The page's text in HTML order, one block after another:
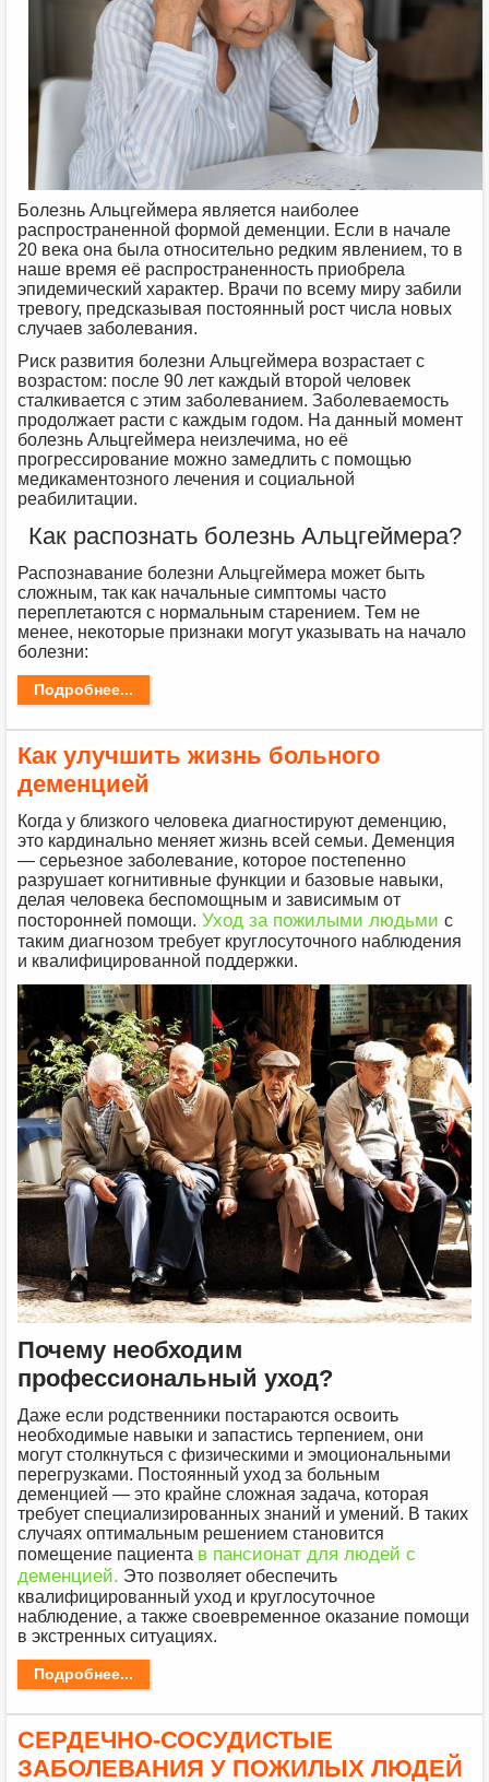
Болезнь Альцгеймера является наиболее
распространенной формой деменции. Если в начале
20 века она была относительно редким явлением, то в
наше время её распространенность приобрела
эпидемический характер. Врачи по всему миру забили
тревогу, предсказывая постоянный рост числа новых
случаев заболевания.
Риск развития болезни Альцгеймера возрастает с
возрастом: после 90 лет каждый второй человек
сталкивается с этим заболеванием. Заболеваемость
продолжает расти с каждым годом. На данный момент
болезнь Альцгеймера неизлечима, но её
прогрессирование можно замедлить с помощью
медикаментозного лечения и социальной
реабилитации.
Как распознать болезнь Альцгеймера?
Распознавание болезни Альцгеймера может быть
сложным, так как начальные симптомы часто
переплетаются с нормальным старением. Тем не
менее, некоторые признаки могут указывать на начало
болезни:
Подробнее...
Как улучшить жизнь больного
деменцией
Когда у близкого человека диагностируют деменцию,
это кардинально меняет жизнь всей семьи. Деменция
— серьезное заболевание, которое постепенно
разрушает когнитивные функции и базовые навыки,
делая человека беспомощным и зависимым от
посторонней помощи. Уход за пожилыми людьмис
таким диагнозом требует круглосуточного наблюдения
и квалифицированной поддержки.
Почему необходим
профессиональный уход?
Даже если родственники постараются освоить
необходимые навыки и запастись терпением, они
могут столкнуться с физическими и эмоциональными
перегрузками. Постоянный уход за больным
деменцией — это крайне сложная задача, которая
требует специализированных знаний и умений. В таких
случаях оптимальным решением становится
помещение пациента в пансионат для людей с
деменцией. Это позволяет обеспечить
квалифицированный уход и круглосуточное
наблюдение, а также своевременное оказание помощи
в экстренных ситуациях.
Подробнее...
СЕРДЕЧНО-СОСУДИСТЫЕ
ЗАБОЛЕВАНИЯ У ПОЖИЛЫХ ЛЮДЕЙ